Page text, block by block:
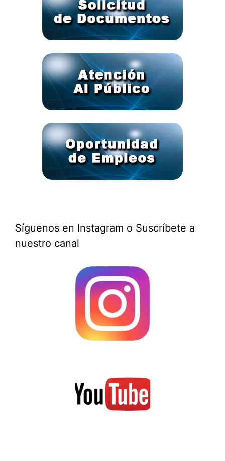
Síguenos en Instagram o Suscríbete a
nuestro canal